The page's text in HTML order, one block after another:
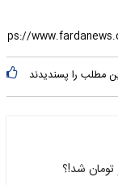
مطلب را پسندیدند